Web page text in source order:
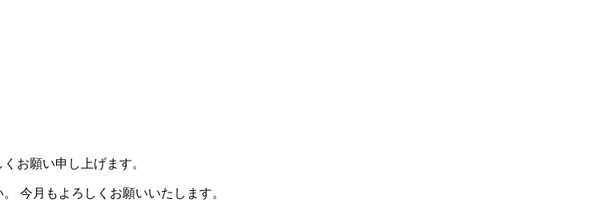
お願い申し上げます。
今月もよろしくお願いいたします。